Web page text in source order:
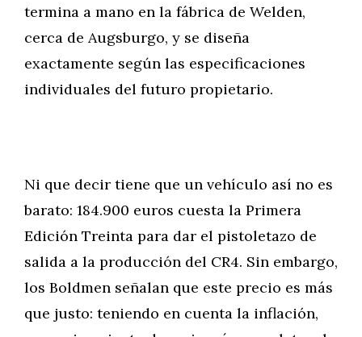
termina a mano en la fábrica de Welden,
cerca de Augsburgo, y se diseña
exactamente según las especificaciones
individuales del futuro propietario.
Ni que decir tiene que un vehículo así no es
barato: 184.900 euros cuesta la Primera
Edición Treinta para dar el pistoletazo de
salida a la producción del CR4. Sin embargo,
los Boldmen señalan que este precio es más
que justo: teniendo en cuenta la inflación,